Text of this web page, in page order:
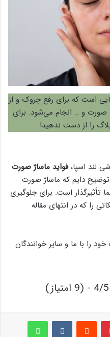
است که برای رفع چروک و از
و … انجام می‌شود. برای
را از دست ندهید!
لند اسپا،فواید ماساژ صورت
توضیح دایم که ماساژ صورت
است. برای جلوگیری
را که در انتهای مقاله
را با ما و سایر خوانندگان
4/5 - (9 امتیاز)
پینترست‫رددیت ‫VKontakteواتس آپ